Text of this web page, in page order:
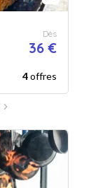
Dès
36 €
4offres